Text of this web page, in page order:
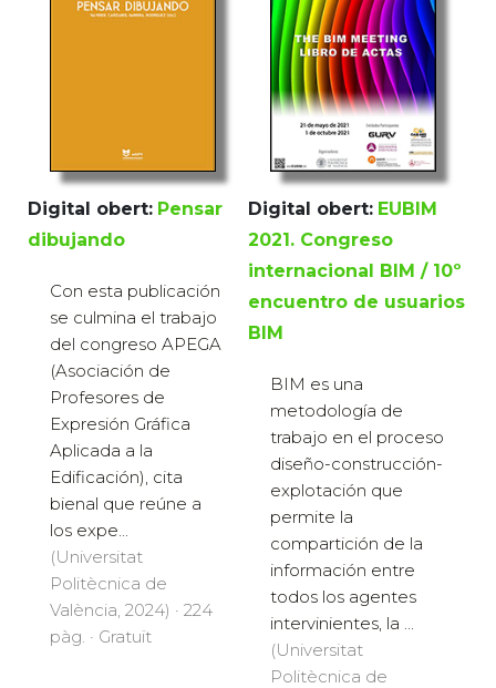
Digital obert: Pensar
dibujando
Con esta publicación
se culmina el trabajo
del congreso APEGA
(Asociación de
Profesores de
Expresión Gráfica
Aplicada a la
Edificación), cita
bienal que reúne a
los expe...
(Universitat
Politècnica de
València, 2024) · 224
pàg. · Gratuït
Digital obert: EUBIM
2021. Congreso
internacional BIM / 10º
encuentro de usuarios
BIM
BIM es una
metodología de
trabajo en el proceso
diseño-construcción-
explotación que
permite la
compartición de la
información entre
todos los agentes
intervinientes, la ...
(Universitat
Politècnica de